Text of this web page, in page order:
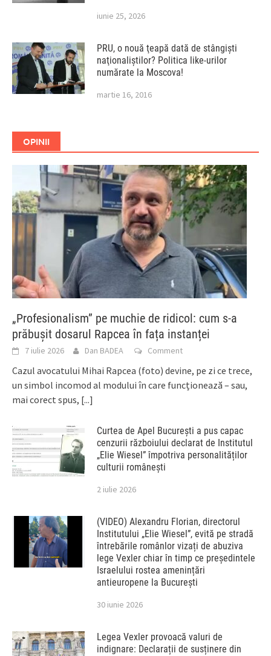
iunie 25, 2026
PRU, o nouă ţeapă dată de stângişti
naţionaliştilor? Politica like-urilor
numărate la Moscova!
martie 16, 2016
OPINII
„Profesionalism” pe muchie de ridicol: cum s-a
prăbușit dosarul Rapcea în fața instanței
7 iulie 2026 Dan BADEA Comment
Cazul avocatului Mihai Rapcea (foto) devine, pe zi ce trece,
un simbol incomod al modului în care funcționează – sau,
mai corect spus, [...]
Curtea de Apel București a pus capac
cenzurii războiului declarat de Institutul
„Elie Wiesel” împotriva personalităților
culturii românești
2 iulie 2026
(VIDEO) Alexandru Florian, directorul
Institutului „Elie Wiesel”, evită pe stradă
întrebările românlor vizați de abuziva
lege Vexler chiar în timp ce președintele
Israelului rostea amenințări
antieuropene la București
30 iunie 2026
Legea Vexler provoacă valuri de
indignare: Declarații de susținere din